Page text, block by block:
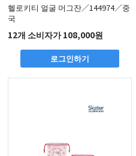
헬로키티 얼굴 머그잔／144974／중
국
12개 소비자가 108,000원
로그인하기